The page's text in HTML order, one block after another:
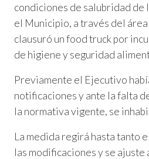
condiciones de salubridad de
el Municipio, a través del
clausuró un food truck por
de higiene y seguridad
Previamente el Ejecutivo
notificaciones y ante la falta
la normativa vigente, se
La medida regirá hasta tanto
las modificaciones y se ajuste